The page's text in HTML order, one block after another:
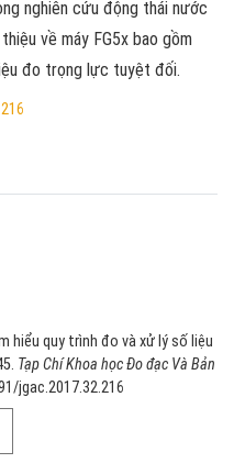
hiểu quy trình đo và xử lý số liệu
Tạp Chí Khoa học Đo đạc Và Bản
jgac.2017.32.216
nghiên cứu động thái nước
về máy FG5x bao gồm
đo trọng lực tuyệt đối.